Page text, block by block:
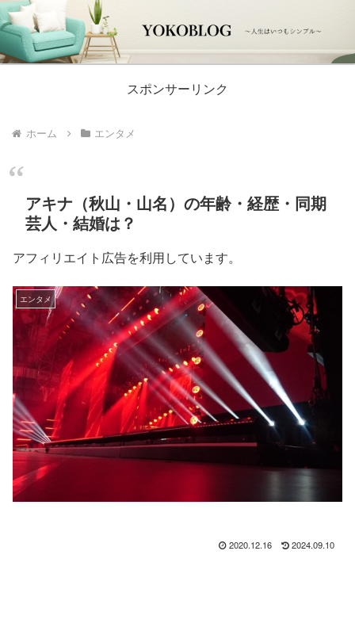
スポンサーリンク
ホーム エンタメ
アキナ（秋山・山名）の年齢・経歴・同期
芸人・結婚は？
アフィリエイト広告を利用しています。
エンタメ
2020.12.16 2024.09.10